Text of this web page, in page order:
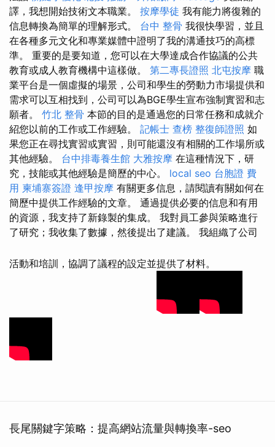
譯，我想開始技術文本職業。 按摩學徒 我有能力將復雜的
信息轉換為簡單的理解形式。 台中 整骨 我很快學習，並且
在各種多元文化和專業媒體中證明了我的溝通技巧的高標
準。 重要的是要知道，您可以在大學達成合作協議的公共
教育或成人教育機構中這樣做。 第二專長證照 北屯按摩 職
業平台是一個虛擬的場景，公司和學生的勞動力市場提供和
需求可以互相找到，公司可以為BGE學生宣布強制實習和志
願者。 竹北 整骨 本節的目的是通過您的日常任務和成就介
紹您以前的工作或工作經驗。 記帳士 查榜 整復師證照 如
果您正在尋找實習或實習，則可能還沒有相關的工作場所或
其他經驗。 台中排毒養生館 大雅按摩 在這種情況下，研
究，技能或其他經驗是簡歷的中心。 local seo 台胞證 費
用 柬埔寨簽證 逢甲按摩 有關更多信息，請閱讀有關如何在
簡歷中提供工作經驗的文章。 通過提供必要的信息和有用
的資源，我支持了新錄製的集成。 我對員工參與策略進行
了研究；我收集了數據，然後提出了建議。 我組織了公司
活動和培訓，協調了議程的設定並提供了材料。
長尾關鍵字策略：提高網站流量與轉換率-seo